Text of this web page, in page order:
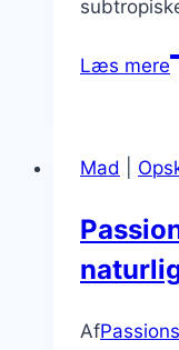
Læs mere
Mad
Af